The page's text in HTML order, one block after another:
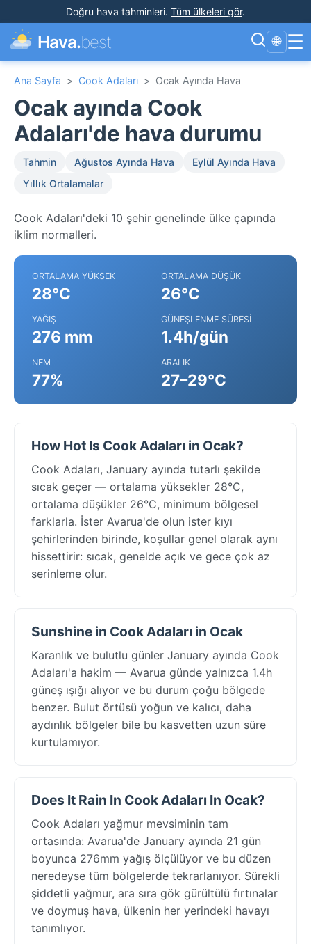
Doğru hava tahminleri. Tüm ülkeleri gör.
Hava.best 🌐 ☰
Ana Sayfa > Cook Adaları > Ocak Ayında Hava
Ocak ayında Cook
Adaları'de hava durumu
Tahmin Ağustos Ayında Hava
Eylül Ayında Hava
Yıllık Ortalamalar
Cook Adaları'deki 10 şehir genelinde ülke çapında
iklim normalleri.
ORTALAMA YÜKSEK
28°C
ORTALAMA DÜŞÜK
26°C
YAĞIŞ
276 mm
GÜNEŞLENME SÜRESI
1.4h/gün
NEM
77%
ARALIK
27–29°C
How Hot Is Cook Adaları in Ocak?
Cook Adaları, January ayında tutarlı şekilde
sıcak geçer — ortalama yüksekler 28°C,
ortalama düşükler 26°C, minimum bölgesel
farklarla. İster Avarua'de olun ister kıyı
şehirlerinden birinde, koşullar genel olarak aynı
hissettirir: sıcak, genelde açık ve gece çok az
serinleme olur.
Sunshine in Cook Adaları in Ocak
Karanlık ve bulutlu günler January ayında Cook
Adaları'a hakim — Avarua günde yalnızca 1.4h
güneş ışığı alıyor ve bu durum çoğu bölgede
benzer. Bulut örtüsü yoğun ve kalıcı, daha
aydınlık bölgeler bile bu kasvetten uzun süre
kurtulamıyor.
Does It Rain In Cook Adaları In Ocak?
Cook Adaları yağmur mevsiminin tam
ortasında: Avarua'de January ayında 21 gün
boyunca 276mm yağış ölçülüyor ve bu düzen
neredeyse tüm bölgelerde tekrarlanıyor. Sürekli
şiddetli yağmur, ara sıra gök gürültülü fırtınalar
ve doymuş hava, ülkenin her yerindeki havayı
tanımlıyor.